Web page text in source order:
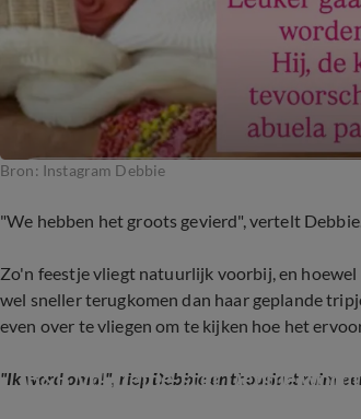
Bron: Instagram Debbie
"We hebben het groots gevierd", vertelt
Zo'n feestje vliegt natuurlijk voorbij, en
wel sneller terugkomen dan haar geplande
even over te vliegen om te kijken hoe het
"Ik word oma!", riep Debbie enthousiast ruim
B&B Vol Liefde-ster Debbie